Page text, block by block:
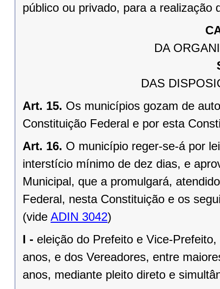
público ou privado, para a realização
DA
DAS
Art. 15. Os municípios gozam de
Constituição Federal e por esta
Art. 16. O município reger-se-á por
interstício mínimo de dez dias, e
Municipal, que a promulgará,
Federal, nesta Constituição e os
(vide ADIN 3042)
I - eleição do Prefeito e Vice-
anos, e dos Vereadores, entre
anos, mediante pleito direto e